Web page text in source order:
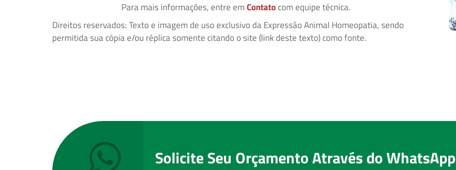
Para mais informações, entre emContatocom equipe técnica.
Direitos reservados: Texto e imagem de uso exclusivo da Expressão Animal Homeopatia, sendo
permitida sua cópia e/ou réplica somente citando o site (link deste texto) como fonte.
Solicite Seu Orçamento Através do WhatsApp